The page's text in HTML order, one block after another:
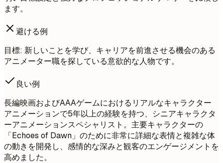
ます。
避ける例
目標: 新しいことを学び、キャリアを前進させる機会のある
アニメーター職を探している意欲的な人物です。
良い例
長編映画およびAAAゲームにおけるリアルなキャラクター
アニメーションで5年以上の経験を持つ、シニアキャラクタ
ーアニメーションスペシャリスト。主要キャラクターの
「Echoes of Dawn」のために非常に詳細な表情と複雑な体
の動きを開発し、感情的な深みと観客のエンゲージメントを
高めました。